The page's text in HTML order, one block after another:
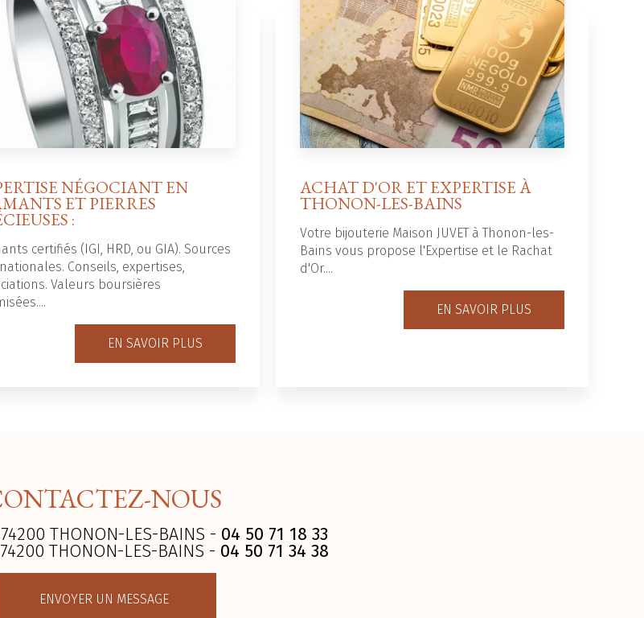
NÉGOCIANT EN
ET PIERRES
:
certifiés (IGI, HRD, ou GIA). Sources
Conseils, expertises,
Valeurs boursières
EN SAVOIR PLUS
ACHAT D'OR ET EXPERTISE À
THONON-LES-BAINS
Votre bijouterie Maison JUVET à Thonon-les-
Bains vous propose l'Expertise et le Rachat
d'Or....
EN SAVOIR PLUS
NOUS
THONON-LES-BAINS - 04 50 71 18 33
THONON-LES-BAINS - 04 50 71 34 38
ENVOYER UN MESSAGE